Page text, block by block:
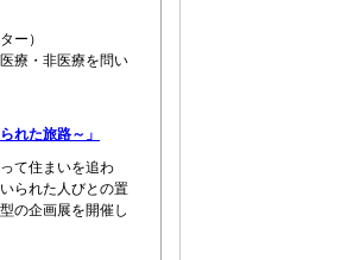
ー）
療・非医療を問い
れた旅路～」
て住まいを追わ
られた人びとの置
の企画展を開催し